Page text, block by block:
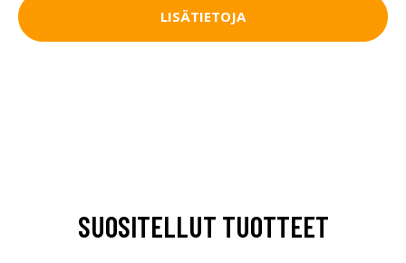
LISÄTIETOJA
SUOSITELLUT TUOTTEET